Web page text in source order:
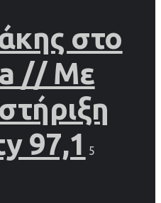
στο
// Με
97,1
5